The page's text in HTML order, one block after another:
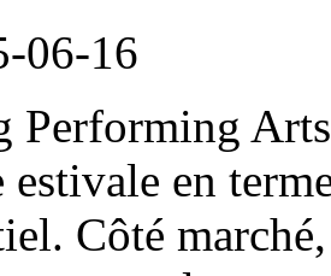
06-16
Performing
en
Côté